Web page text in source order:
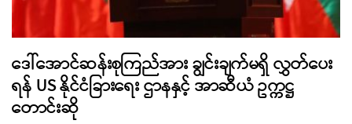
ဒေါ်အောင်ဆန်းစုကြည်အား ချွင်းချက်မရှိ လွှတ်ပေး
ရန် US နိုင်ငံခြားရေး ဌာနနှင့် အာဆီယံ ဥက္ကဋ္ဌ
တောင်းဆို